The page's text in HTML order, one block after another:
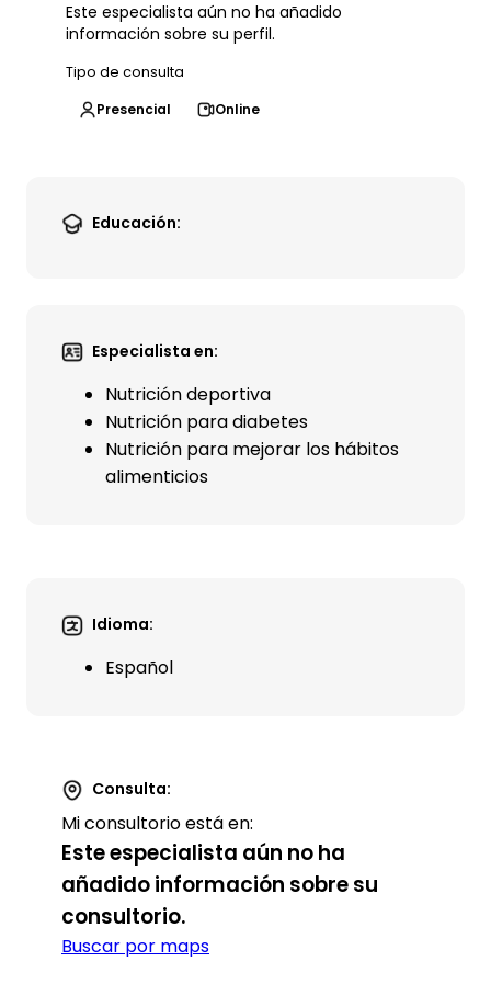
Este especialista aún no ha añadido
información sobre su perfil.
Tipo de consulta
Presencial
Online
Educación:
Especialista en:
Nutrición deportiva
Nutrición para diabetes
Nutrición para mejorar los hábitos
alimenticios
Idioma:
Español
Consulta:
Mi consultorio está en:
Este especialista aún no ha
añadido información sobre su
consultorio.
Buscar por maps